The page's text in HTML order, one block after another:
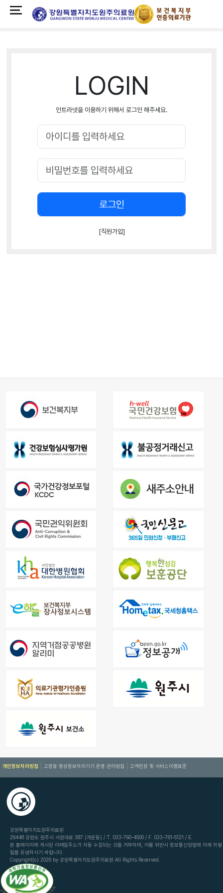
LOGIN
인트라넷을 이용하기 위해서 로그인 해주세요.
로그인
[직원가입]
개인정보처리방침 고정형 영상정보처리기기 운영·관리방침 고객헌장 및 서비스이행표준
강원특별자치도원주의료원
26448 강원도 원주시 서원대로 387 (개운동) / T. 033-760-4500 / F. 033-761-5121 / E.
본 홈페이지에 게시된 이메일주소가 자동 수집되는 것을 거부하며, 이를 위반시 정보통신망법에 의해 처벌
됨을 유념하시기 바랍니다.
Copyright(c) 2026 by 강원특별자치도원주의료원 All Rights Reserved.